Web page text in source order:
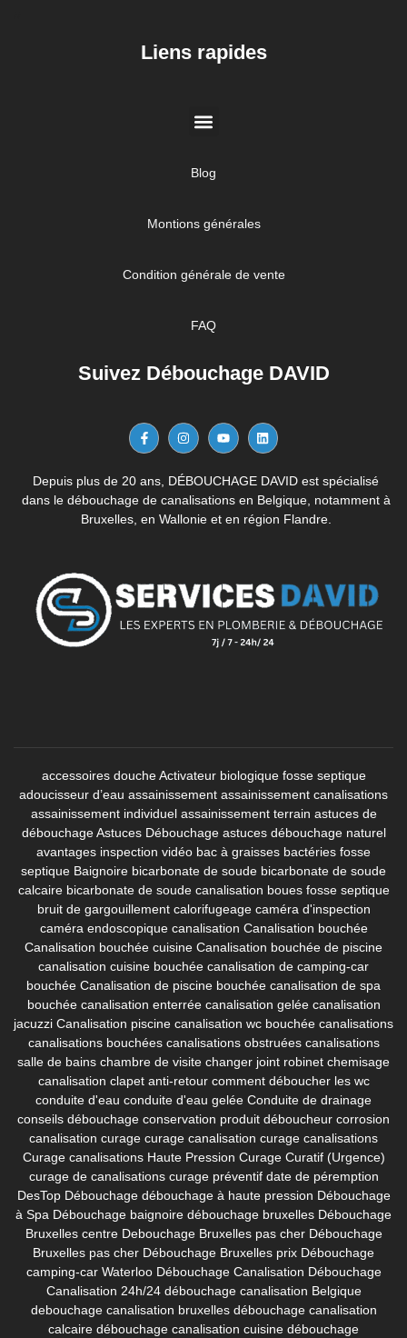
Liens rapides
Blog
Montions générales
Condition générale de vente
FAQ
Suivez Débouchage DAVID
Depuis plus de 20 ans, DÉBOUCHAGE DAVID est spécialisé
dans le débouchage de canalisations en Belgique, notamment à
Bruxelles, en Wallonie et en région Flandre.
accessoires douche Activateur biologique fosse septique
adoucisseur d’eau assainissement assainissement canalisations
assainissement individuel assainissement terrain astuces de
débouchage Astuces Débouchage astuces débouchage naturel
avantages inspection vidéo bac à graisses bactéries fosse
septique Baignoire bicarbonate de soude bicarbonate de soude
calcaire bicarbonate de soude canalisation boues fosse septique
bruit de gargouillement calorifugeage caméra d'inspection
caméra endoscopique canalisation Canalisation bouchée
Canalisation bouchée cuisine Canalisation bouchée de piscine
canalisation cuisine bouchée canalisation de camping-car
bouchée Canalisation de piscine bouchée canalisation de spa
bouchée canalisation enterrée canalisation gelée canalisation
jacuzzi Canalisation piscine canalisation wc bouchée canalisations
canalisations bouchées canalisations obstruées canalisations
salle de bains chambre de visite changer joint robinet chemisage
canalisation clapet anti-retour comment déboucher les wc
conduite d'eau conduite d'eau gelée Conduite de drainage
conseils débouchage conservation produit déboucheur corrosion
canalisation curage curage canalisation curage canalisations
Curage canalisations Haute Pression Curage Curatif (Urgence)
curage de canalisations curage préventif date de péremption
DesTop Débouchage débouchage à haute pression Débouchage
à Spa Débouchage baignoire débouchage bruxelles Débouchage
Bruxelles centre Debouchage Bruxelles pas cher Débouchage
Bruxelles pas cher Débouchage Bruxelles prix Débouchage
camping-car Waterloo Débouchage Canalisation Débouchage
Canalisation 24h/24 débouchage canalisation Belgique
debouchage canalisation bruxelles débouchage canalisation
calcaire débouchage canalisation cuisine débouchage